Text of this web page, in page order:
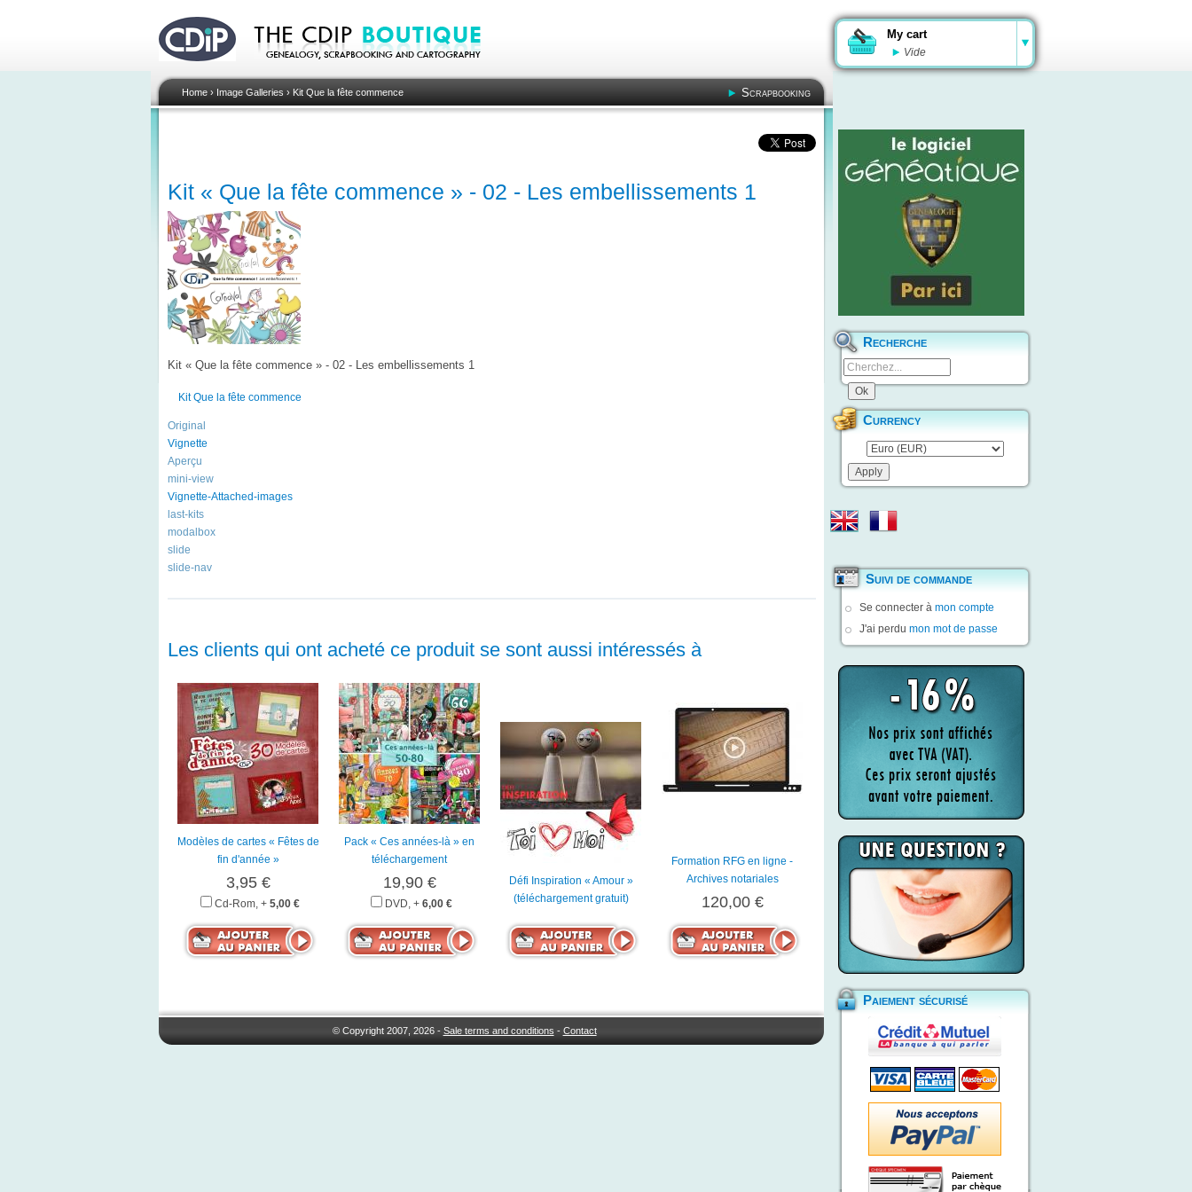
My cart
Vide
Home› Image Galleries › Kit Que la fête commence Scrapbooking
Kit « Que la fête commence » - 02 - Les embellissements 1
Kit « Que la fête commence » - 02 - Les embellissements 1
Kit Que la fête commence
Original
Vignette
Aperçu
mini-view
Vignette-Attached-images
last-kits
modalbox
slide
slide-nav
Les clients qui ont acheté ce produit se sont aussi intéressés à
Modèles de cartes « Fêtes de
fin d'année »
3,95 €
Cd-Rom, + 5,00 €
Pack « Ces années-là » en
téléchargement
19,90 €
DVD, + 6,00 €
Défi Inspiration « Amour »
(téléchargement gratuit)
Formation RFG en ligne -
Archives notariales
120,00 €
© Copyright 2007, 2026 - Sale terms and conditions - Contact
Recherche
Currency
Suivi de commande
Se connecter à mon compte
J'ai perdu mon mot de passe
Paiement sécurisé